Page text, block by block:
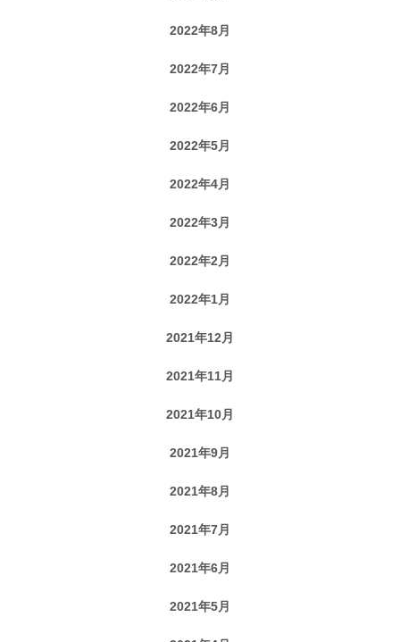
2022年8月
2022年7月
2022年6月
2022年5月
2022年4月
2022年3月
2022年2月
2022年1月
2021年12月
2021年11月
2021年10月
2021年9月
2021年8月
2021年7月
2021年6月
2021年5月